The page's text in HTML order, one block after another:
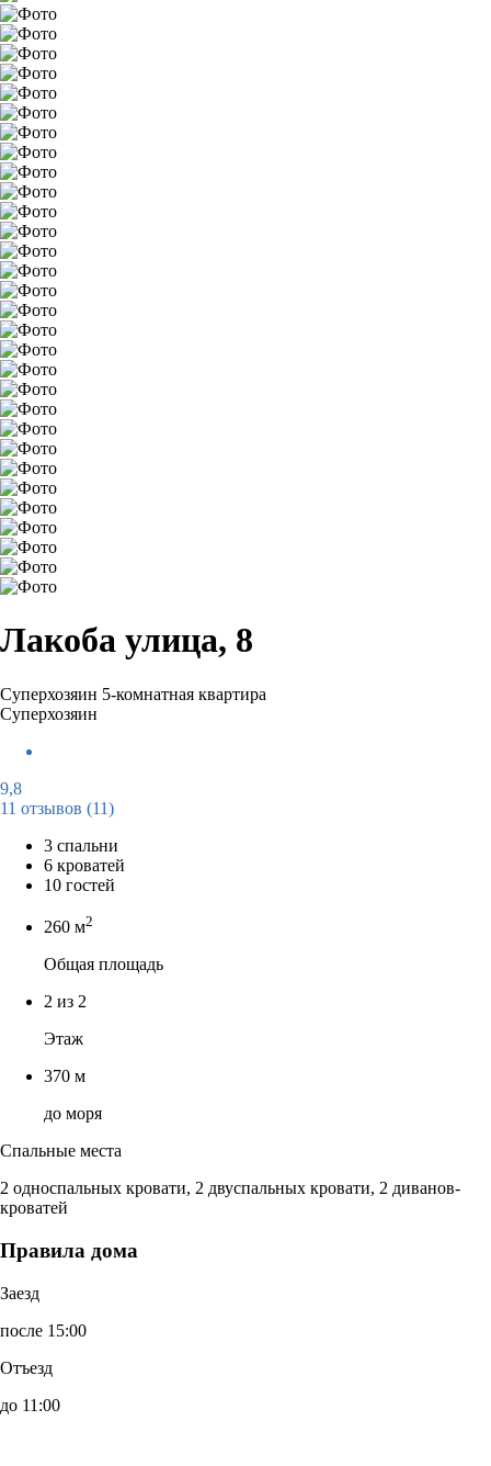
Лакоба улица, 8
Суперхозяин 5-комнатная квартира
Суперхозяин
9,8
11 отзывов (11)
3 спальни
6 кроватей
10 гостей
260 м2
Общая площадь
2 из 2
Этаж
370 м
до моря
Спальные места
2 односпальных кровати, 2 двуспальных кровати, 2 диванов-
кроватей
Правила дома
Заезд
после 15:00
Отъезд
до 11:00